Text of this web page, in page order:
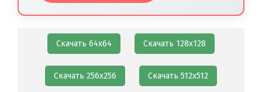
Скачать 64х64 Скачать 128х128
Скачать 256х256 Скачать 512х512